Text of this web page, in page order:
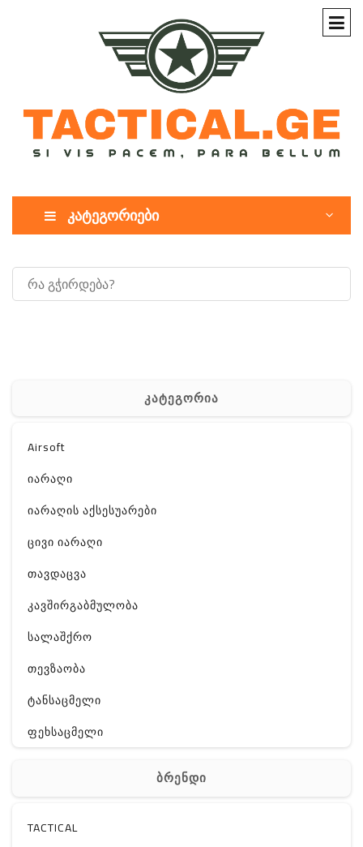
კატეგორიები
კატეგორია
Airsoft
იარაღი
იარაღის აქსესუარები
ცივი იარაღი
თავდაცვა
კავშირგაბმულობა
სალაშქრო
თევზაობა
ტანსაცმელი
ფეხსაცმელი
სხვა
ბრენდი
TACTICAL